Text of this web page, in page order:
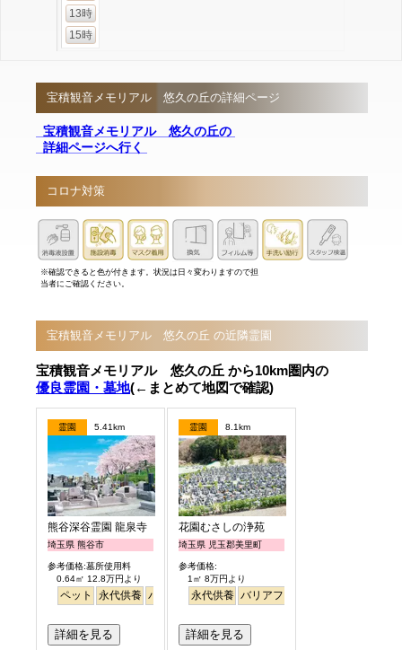
13時
15時
宝積観音メモリアル 悠久の丘の詳細ページ
宝積観音メモリアル 悠久の丘の
詳細ページへ行く
コロナ対策
※確認できると色が付きます。状況は日々変わりますので担
当者にご確認ください。
宝積観音メモリアル 悠久の丘 の近隣霊園
宝積観音メモリアル 悠久の丘 から10km圏内の
優良霊園・墓地(←まとめて地図で確認)
霊園 5.41km
熊谷深谷霊園 龍泉寺
埼玉県 熊谷市
参考価格:墓所使用料
0.64㎡ 12.8万円より
ペット 永代供養 バリアフリー 樹木葬
詳細を見る
霊園 8.1km
花園むさしの浄苑
埼玉県 児玉郡美里町
参考価格:
1㎡ 8万円より
永代供養 バリアフリー
詳細を見る